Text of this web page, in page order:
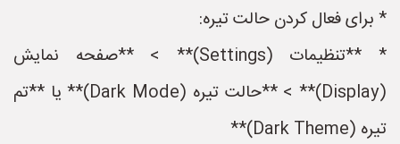
* برای فعال کردن حالت تیره:
* **تنظیمات (Settings)** > **صفحه نمایش
(Display)** > **حالت تیره (Dark Mode)** یا **تم
تیره (Dark Theme)**